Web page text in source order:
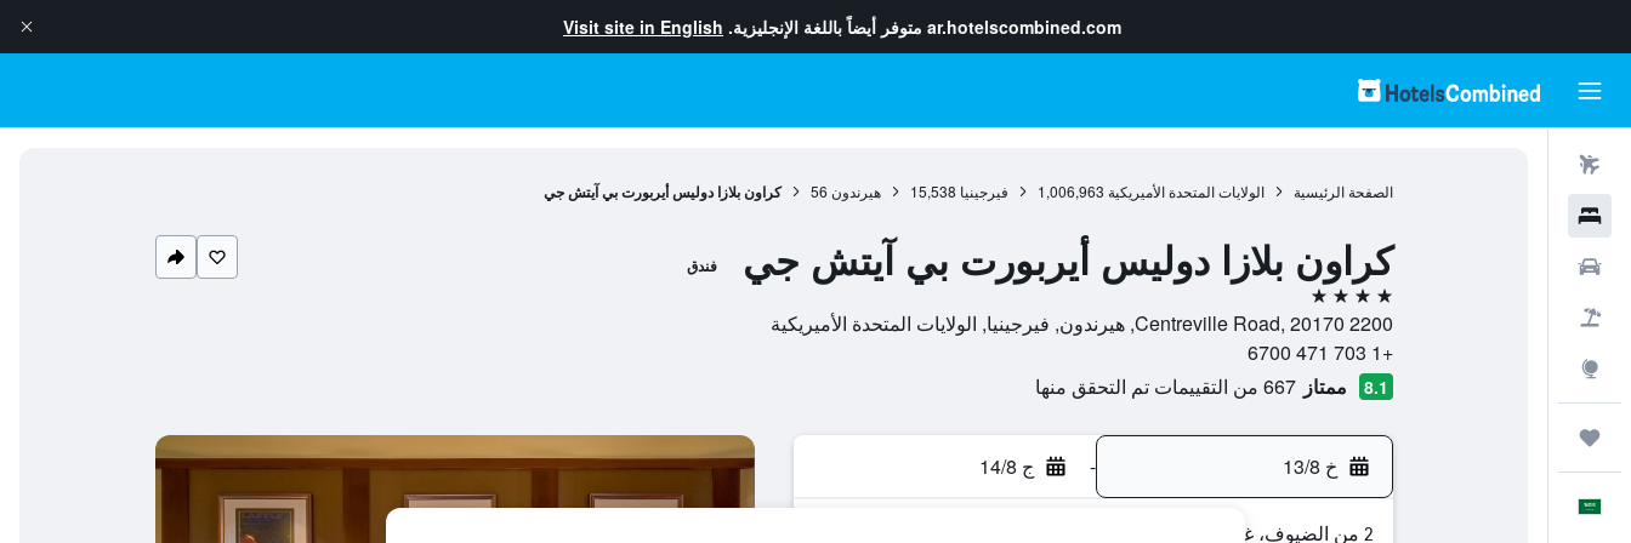
ar.hotelscombined.com متوفر أيضاً باللغة الإنجليزية. Visit site in English
الصفحة الرئيسية الولايات المتحدة الأميريكية 1,006,963 فيرجينيا 15,538 هيرندون 56 كراون بلازا دوليس أيربورت بي آيتش جي
كراون بلازا دوليس أيربورت بي آيتش جي فندق
4 نجوم
2200 Centreville Road, 20170, هيرندون, فيرجينيا, الولايات المتحدة الأميريكية
+1 703 471 6700
8.1 ممتاز 667 من التقييمات تم التحقق منها
خ 13/8 - ج 14/8
2 من الضيوف، غرفة واحدة